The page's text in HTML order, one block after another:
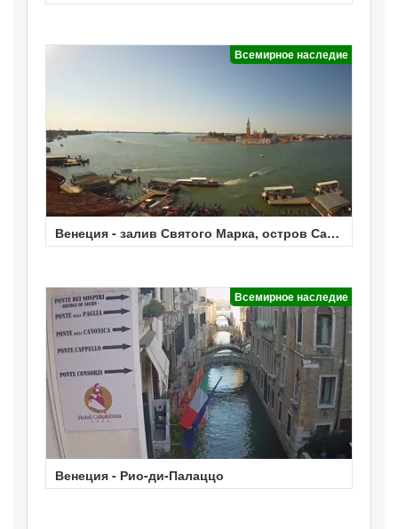
Всемирное наследие
Венеция - залив Святого Марка, остров Сан-
Джорджио
Всемирное наследие
Венеция - Рио-ди-Палаццо